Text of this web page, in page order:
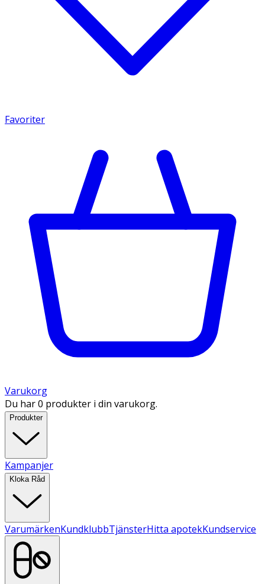
Favoriter
Varukorg
Du har 0 produkter i din varukorg.
Produkter
Kampanjer
Kloka Råd
VarumärkenKundklubbTjänsterHitta apotekKundservice